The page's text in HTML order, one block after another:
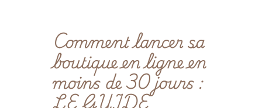
Comment lancer sa
boutique en ligne en
moins de 30 jours :